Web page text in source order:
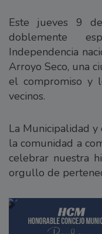
Este jueves 9
doblemente
Independencia
Arroyo Seco, una
el compromiso y
vecinos.
La Municipalidad
la comunidad a
celebrar nuestra
orgullo de